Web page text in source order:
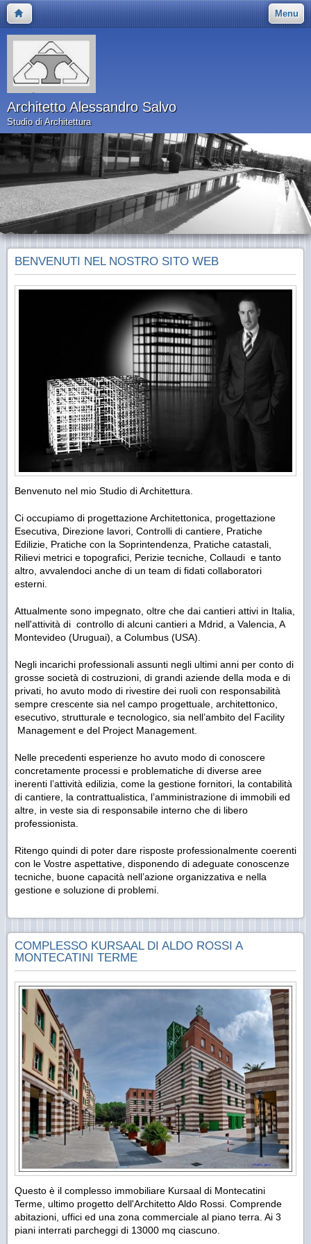
Menu
Architetto Alessandro Salvo
Studio di Architettura
BENVENUTI NEL NOSTRO SITO WEB
Benvenuto nel mio Studio di Architettura.
Ci occupiamo di progettazione Architettonica, progettazione
Esecutiva, Direzione lavori, Controlli di cantiere, Pratiche
Edilizie, Pratiche con la Soprintendenza, Pratiche catastali,
Rilievi metrici e topografici, Perizie tecniche, Collaudi e tanto
altro, avvalendoci anche di un team di fidati collaboratori
esterni.
Attualmente sono impegnato, oltre che dai cantieri attivi in Italia,
nell'attività di controllo di alcuni cantieri a Mdrid, a Valencia, A
Montevideo (Uruguai), a Columbus (USA).
Negli incarichi professionali assunti negli ultimi anni per conto di
grosse società di costruzioni, di grandi aziende della moda e di
privati, ho avuto modo di rivestire dei ruoli con responsabilità
sempre crescente sia nel campo progettuale, architettonico,
esecutivo, strutturale e tecnologico, sia nell’ambito del Facility
Management e del Project Management.
Nelle precedenti esperienze ho avuto modo di conoscere
concretamente processi e problematiche di diverse aree
inerenti l’attività edilizia, come la gestione fornitori, la contabilità
di cantiere, la contrattualistica, l’amministrazione di immobili ed
altre, in veste sia di responsabile interno che di libero
professionista.
Ritengo quindi di poter dare risposte professionalmente coerenti
con le Vostre aspettative, disponendo di adeguate conoscenze
tecniche, buone capacità nell’azione organizzativa e nella
gestione e soluzione di problemi.
COMPLESSO KURSAAL DI ALDO ROSSI A
MONTECATINI TERME
Questo è il complesso immobiliare Kursaal di Montecatini
Terme, ultimo progetto dell'Architetto Aldo Rossi. Comprende
abitazioni, uffici ed una zona commerciale al piano terra. Ai 3
piani interrati parcheggi di 13000 mq ciascuno.